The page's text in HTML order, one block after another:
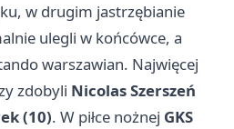
w drugim jastrzębianie
ulegli w końcówce, a
warszawian. Najwięcej
zdobyli Nicolas Szerszeń
(10). W piłce nożnej GKS